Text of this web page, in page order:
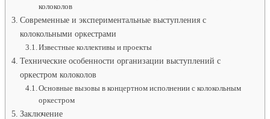
колоколов
Современные и экспериментальные выступления с
колокольными оркестрами
Известные коллективы и проекты
Технические особенности организации выступлений с
оркестром колоколов
Основные вызовы в концертном исполнении с колокольным
оркестром
Заключение